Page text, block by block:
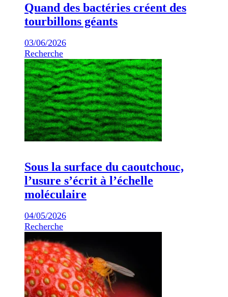
Quand des bactéries créent des
tourbillons géants
03/06/2026
Recherche
Sous la surface du caoutchouc,
l’usure s’écrit à l’échelle
moléculaire
04/05/2026
Recherche